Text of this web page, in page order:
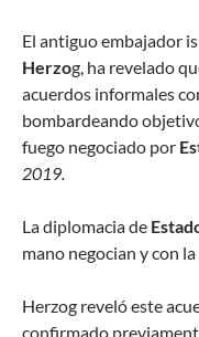
El antiguo embajador
Herzog, ha revelado
acuerdos informales
bombardeando
fuego negociado por
2019.
La diplomacia de
mano negocian y con
Herzog reveló este
confirmado